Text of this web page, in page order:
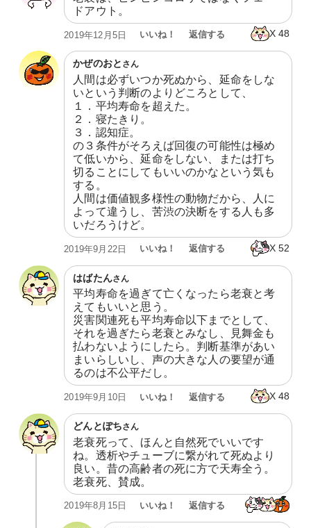
ドアウト。
X48
2019年12月5日 いいね！ 返信する
かぜのおと さん
人間は必ずいつか死ぬから、延命をしな
いという判断のよりどころとして、
１．平均寿命を超えた。
２．寝たきり。
３．認知症。
の３条件がそろえば回復の可能性は極め
て低いから、延命をしない、または打ち
切ることにしてもいいのかなという気も
する。
人間は価値観多様性の動物だから、人に
よって違うし、苦渋の決断をする人も多
いだろうけど。
X52
2019年9月22日 いいね！ 返信する
はばたんさん
平均寿命を過ぎて亡くなったら老衰と考
えてもいいと思う。
災害関連死も平均寿命以下までとして、
それを過ぎたら老衰とみなし、見舞金も
払わないようにしたら。判断基準があい
まいらしいし、声の大きな人の要望が通
るのは不公平だし。
X48
2019年9月10日 いいね！ 返信する
どんとぽちさん
老衰死って、ほんと自然死でいいです
ね。透析やチューブに繋がれて死ぬより
良い。昔の高齢者の死に方で天寿全う。
老衰死、賛成。
2019年8月15日 いいね！ 返信する